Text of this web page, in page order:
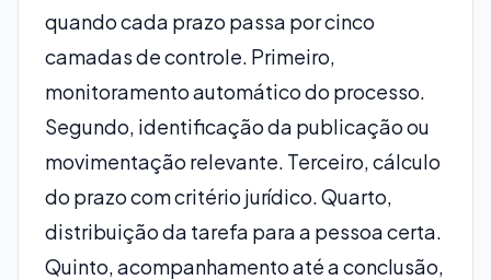
quando cada prazo passa por cinco
camadas de controle. Primeiro,
monitoramento automático do processo.
Segundo, identificação da publicação ou
movimentação relevante. Terceiro, cálculo
do prazo com critério jurídico. Quarto,
distribuição da tarefa para a pessoa certa.
Quinto, acompanhamento até a conclusão,